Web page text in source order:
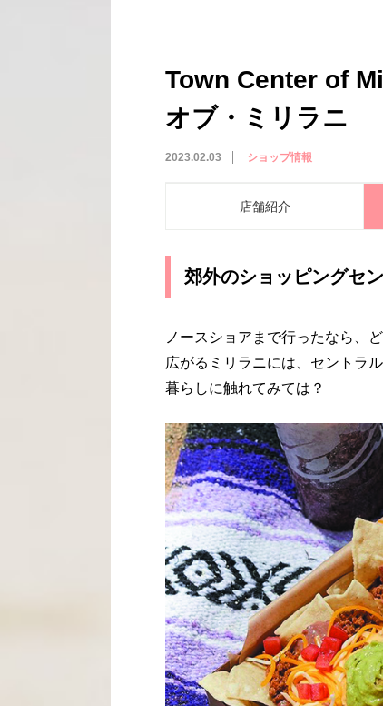
Town Center of
オブ・ミリラニ
2023.02.03 ショップ情報
店舗紹介
郊外のショッピングセ
ノースショアまで行ったなら、
広がるミリラニには、セントラ
暮らしに触れてみては？